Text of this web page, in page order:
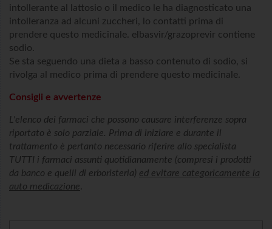
intollerante al lattosio o il medico le ha diagnosticato una
intolleranza ad alcuni zuccheri, lo contatti prima di
prendere questo medicinale. elbasvir/grazoprevir contiene
sodio.
Se sta seguendo una dieta a basso contenuto di sodio, si
rivolga al medico prima di prendere questo medicinale.
Consigli e avvertenze
L'elenco dei farmaci che possono causare interferenze sopra
riportato è solo parziale. Prima di iniziare e durante il
trattamento è pertanto necessario riferire allo specialista
TUTTI i farmaci assunti quotidianamente (compresi i prodotti
da banco e quelli di erboristeria) ed evitare categoricamente la
auto medicazione.